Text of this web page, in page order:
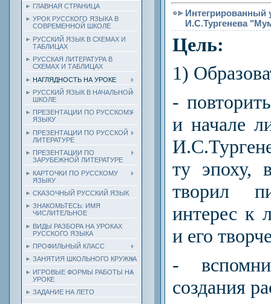
ГЛАВНАЯ СТРАНИЦА
УРОК РУССКОГО ЯЗЫКА В
СОВРЕМЕННОЙ ШКОЛЕ
РУССКИЙ ЯЗЫК В СХЕМАХ И
ТАБЛИЦАХ
РУССКАЯ ЛИТЕРАТУРА В
СХЕМАХ И ТАБЛИЦАХ
НАГЛЯДНОСТЬ НА УРОКЕ
РУССКИЙ ЯЗЫК В НАЧАЛЬНОЙ
ШКОЛЕ
ПРЕЗЕНТАЦИИ ПО РУССКОМУ
ЯЗЫКУ
ПРЕЗЕНТАЦИИ ПО РУССКОЙ
ЛИТЕРАТУРЕ
ПРЕЗЕНТАЦИИ ПО
ЗАРУБЕЖНОЙ ЛИТЕРАТУРЕ
КАРТОЧКИ ПО РУССКОМУ
ЯЗЫКУ
СКАЗОЧНЫЙ РУССКИЙ ЯЗЫК
ЗНАКОМЬТЕСЬ: ИМЯ
ЧИСЛИТЕЛЬНОЕ
ВИДЫ РАЗБОРА НА УРОКАХ
РУССКОГО ЯЗЫКА
ПРОФИЛЬНЫЙ КЛАСС
ЗАНЯТИЯ ШКОЛЬНОГО КРУЖКА
ИГРОВЫЕ ФОРМЫ РАБОТЫ НА
УРОКЕ
ЗАДАНИЕ НА ЛЕТО
Интегрированный
И.С.Тургенева
Цель:
1)
-
и начале
ту эпоху,
творил
интерес к
и его
-
создания